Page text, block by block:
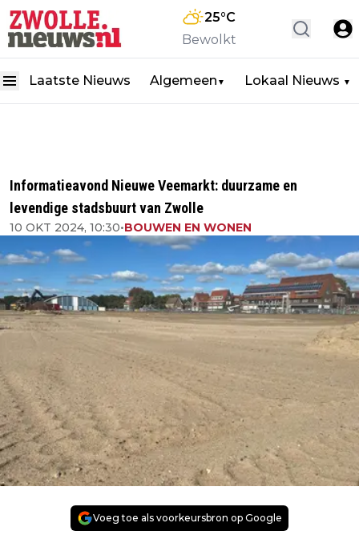
25°C
Bewolkt
Laatste Nieuws Algemeen ▼ Lokaal Nieuws ▼
Informatieavond Nieuwe Veemarkt: duurzame en
levendige stadsbuurt van Zwolle
10 OKT 2024, 10:30•BOUWEN EN WONEN
Voeg toe als voorkeursbron op Google